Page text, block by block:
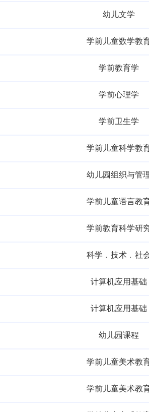
幼儿文学
学前儿童数学教
学前教育学
学前心理学
学前卫生学
学前儿童科学教
幼儿园组织与管
学前儿童语言教
学前教育科学研
科学﹒技术﹒社
计算机应用基础
计算机应用基础
幼儿园课程
学前儿童美术教
学前儿童美术教